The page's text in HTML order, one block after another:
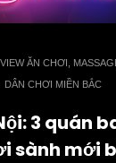
ĂN CHƠI,
DÂN CHƠI MIỀN BẮC
3 quán
sành mới